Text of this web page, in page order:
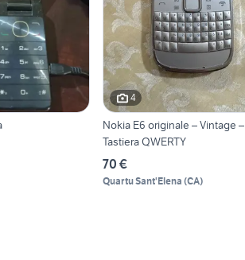
4
Nokia E6 originale – Vintage –
Tastiera QWERTY
70 €
Quartu Sant'Elena (CA)